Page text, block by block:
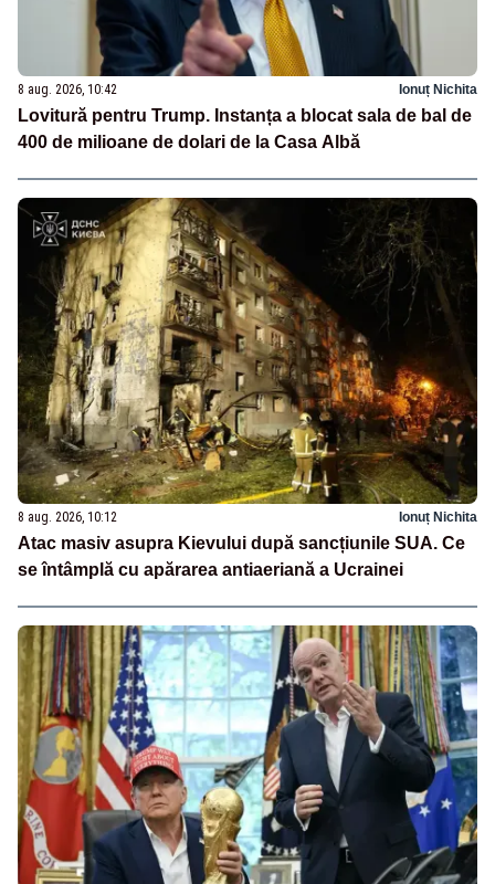
8 aug. 2026, 10:42 Ionuț Nichita
Lovitură pentru Trump. Instanța a blocat sala de bal de
400 de milioane de dolari de la Casa Albă
8 aug. 2026, 10:12 Ionuț Nichita
Atac masiv asupra Kievului după sancțiunile SUA. Ce
se întâmplă cu apărarea antiaeriană a Ucrainei